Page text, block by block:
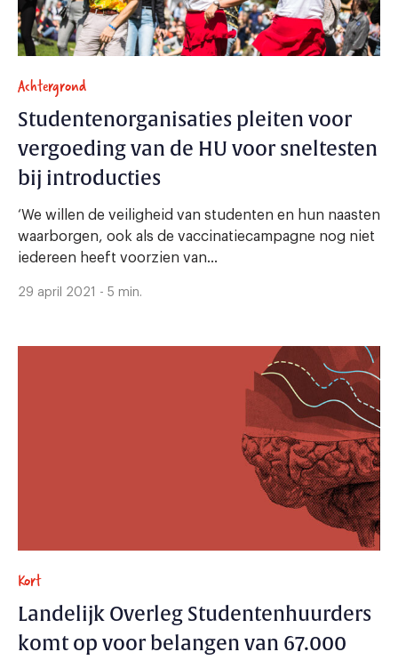
Achtergrond
Studentenorganisaties pleiten voor
vergoeding van de HU voor sneltesten
bij introducties
‘We willen de veiligheid van studenten en hun naasten
waarborgen, ook als de vaccinatiecampagne nog niet
iedereen heeft voorzien van...
29 april 2021 - 5 min.
Kort
Landelijk Overleg Studentenhuurders
komt op voor belangen van 67.000